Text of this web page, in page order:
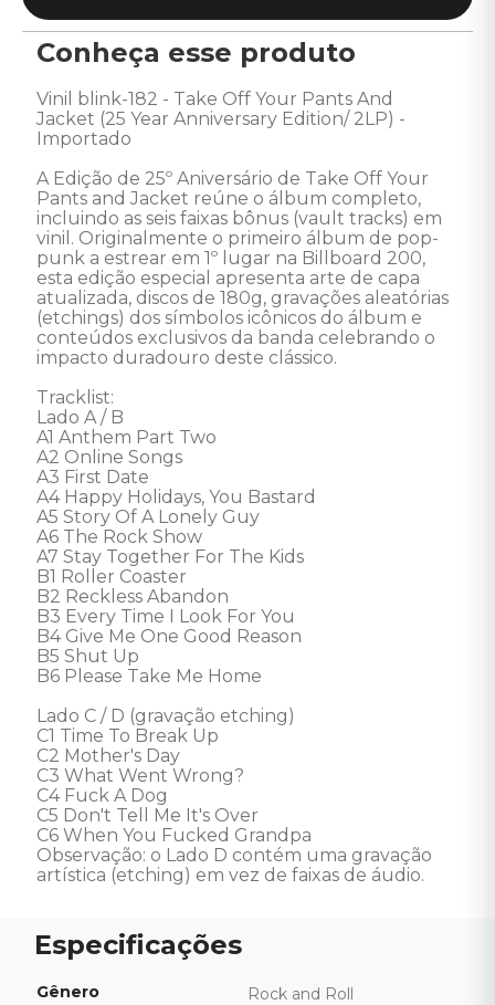
Conheça esse produto
Vinil blink-182 - Take Off Your Pants And
Jacket (25 Year Anniversary Edition/ 2LP) -
Importado
A Edição de 25º Aniversário de Take Off Your
Pants and Jacket reúne o álbum completo,
incluindo as seis faixas bônus (vault tracks) em
vinil. Originalmente o primeiro álbum de pop-
punk a estrear em 1º lugar na Billboard 200,
esta edição especial apresenta arte de capa
atualizada, discos de 180g, gravações aleatórias
(etchings) dos símbolos icônicos do álbum e
conteúdos exclusivos da banda celebrando o
impacto duradouro deste clássico.
Tracklist:
Lado A / B
A1 Anthem Part Two
A2 Online Songs
A3 First Date
A4 Happy Holidays, You Bastard
A5 Story Of A Lonely Guy
A6 The Rock Show
A7 Stay Together For The Kids
B1 Roller Coaster
B2 Reckless Abandon
B3 Every Time I Look For You
B4 Give Me One Good Reason
B5 Shut Up
B6 Please Take Me Home
Lado C / D (gravação etching)
C1 Time To Break Up
C2 Mother's Day
C3 What Went Wrong?
C4 Fuck A Dog
C5 Don't Tell Me It's Over
C6 When You Fucked Grandpa
Observação: o Lado D contém uma gravação
artística (etching) em vez de faixas de áudio.
Gênero Rock and Roll